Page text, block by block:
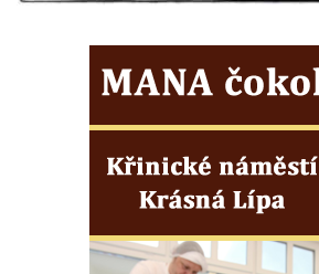
Pamětní kámen rybníka Barbory v
Duchcově
Delfín na Sfingovém rybníku v zámeckém
parku v Duchcově
zámeckém parku v Duchcově